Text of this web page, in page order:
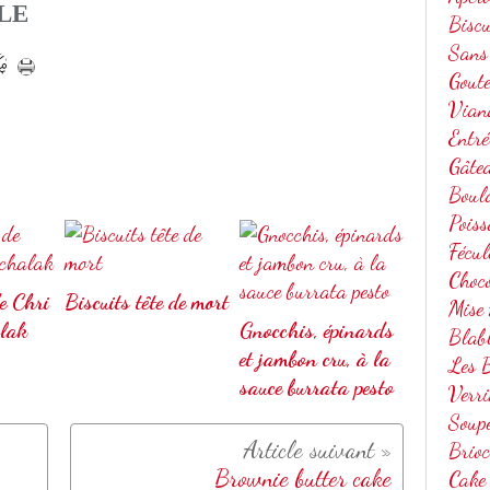
Chri
Biscuits tête de mort
Gnocchis, épinards
et jambon cru, à la
sauce burrata pesto
Brownie butter cake
Entré
Les
Cake